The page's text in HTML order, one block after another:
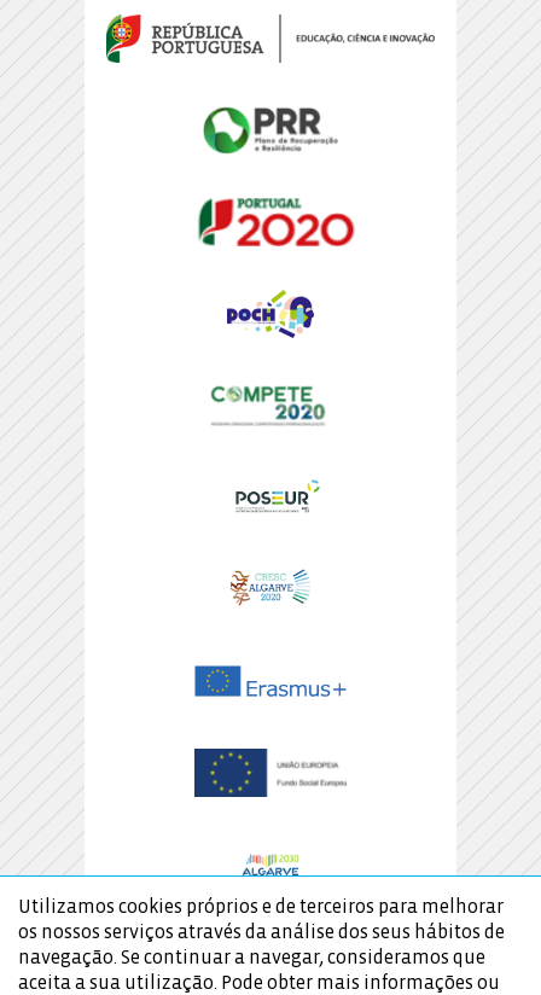
Utilizamos cookies próprios e de terceiros para melhorar
os nossos serviços através da análise dos seus hábitos de
navegação. Se continuar a navegar, consideramos que
aceita a sua utilização. Pode obter mais informações ou